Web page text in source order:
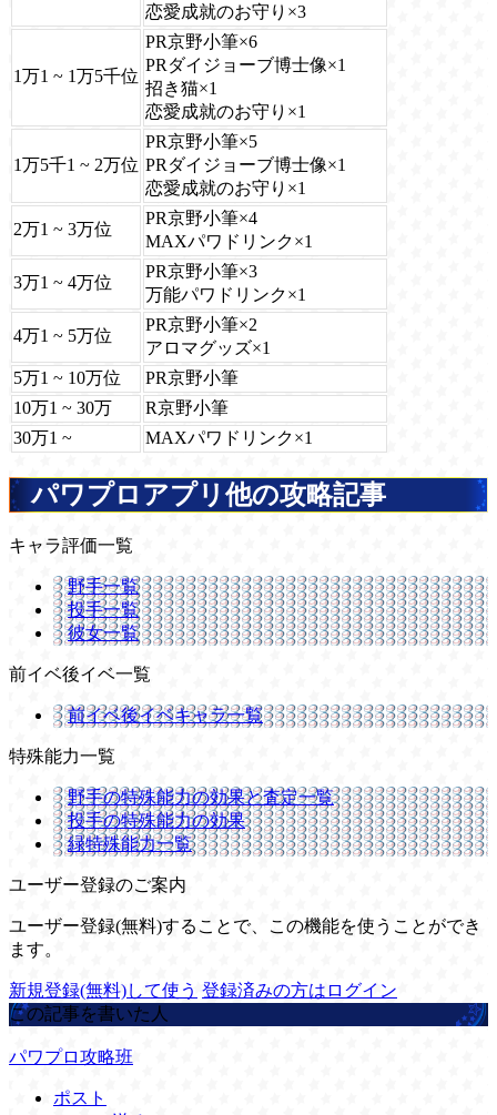
恋愛成就のお守り×3
1万1 ~ 1万5千位
PR京野小筆×6
PRダイジョーブ博士像×1
招き猫×1
恋愛成就のお守り×1
1万5千1 ~ 2万位
PR京野小筆×5
PRダイジョーブ博士像×1
恋愛成就のお守り×1
2万1 ~ 3万位
PR京野小筆×4
MAXパワドリンク×1
3万1 ~ 4万位
PR京野小筆×3
万能パワドリンク×1
4万1 ~ 5万位
PR京野小筆×2
アロマグッズ×1
5万1 ~ 10万位
PR京野小筆
10万1 ~ 30万
R京野小筆
30万1 ~
MAXパワドリンク×1
パワプロアプリ他の攻略記事
キャラ評価一覧
野手一覧
投手一覧
彼女一覧
前イベ後イベ一覧
前イベ後イベキャラ一覧
特殊能力一覧
野手の特殊能力の効果と査定一覧
投手の特殊能力の効果
緑特殊能力一覧
ユーザー登録のご案内
ユーザー登録(無料)することで、この機能を使うことができ
ます。
新規登録(無料)して使う 登録済みの方はログイン
この記事を書いた人
パワプロ攻略班
ポスト